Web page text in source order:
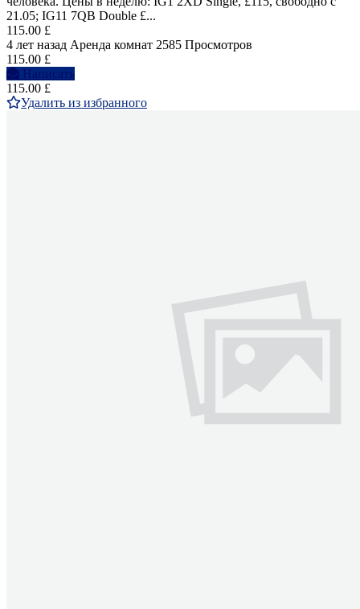
21.05; IG11 7QB Double £...
115.00 £
4 лет назад Аренда комнат 2585 Просмотров
115.00 £
Написать
115.00 £
Удалить из избранного